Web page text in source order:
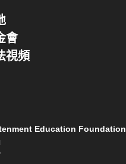
會
視頻
Education Foundation